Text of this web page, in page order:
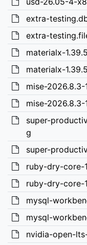
extra-
extra-
materialx-
materialx-
mise-2026.8.3-
mise-2026.8.3-
super-
g
super-
ruby-dry-core-
ruby-dry-core-
mysql-
mysql-
nvidia-open-